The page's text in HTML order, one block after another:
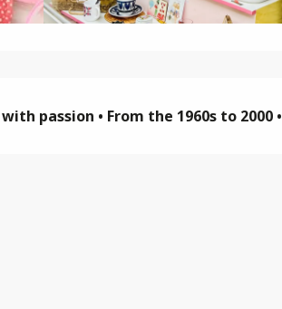
passion • From the 1960s to 2000 •